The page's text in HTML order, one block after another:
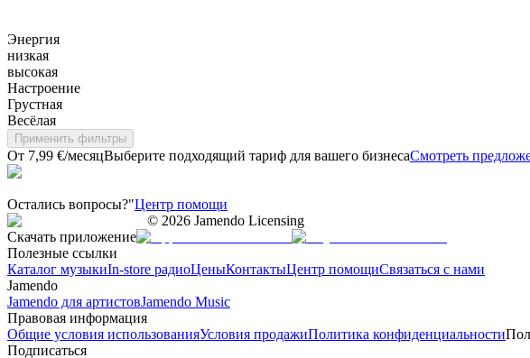
Энергия
низкая
высокая
Настроение
Грустная
Весёлая
Применить фильтры
От 7,99 €/месяцВыберите подходящий тариф для вашего бизнесаСмотреть
Остались вопросы?"Центр помощи
© 2026 Jamendo Licensing
Скачать приложение
Полезные ссылки
Каталог музыкиIn-store радиоЦеныКонтактыЦентр помощиСвязаться с нами
Jamendo
Jamendo для артистовJamendo Music
Правовая информация
Общие условия использованияУсловия продажиПолитика конфиденциальности
Подписаться